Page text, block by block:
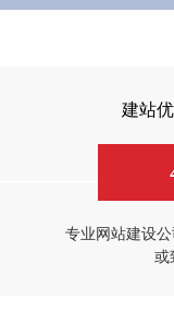
建站
专业网站建设
或